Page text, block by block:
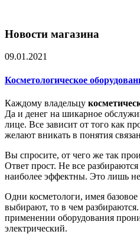
Новости магазина
09.01.2021
Косметологическое
Каждому владельцу
Да и денег на шикарное
лице. Все зависит от того как
желают вникать в понятия
Вы спросите, от чего же так
Ответ прост. Не все
наиболее эффектны. Это лишь
Одни косметологи, имея
выбирают, то в чем
применении оборудования
электрический.